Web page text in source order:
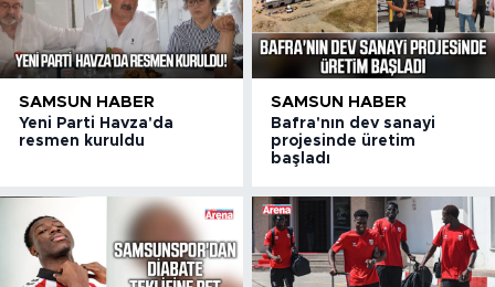
SAMSUN HABER
Yeni Parti Havza'da
resmen kuruldu
SAMSUN HABER
Bafra'nın dev sanayi
projesinde üretim
başladı